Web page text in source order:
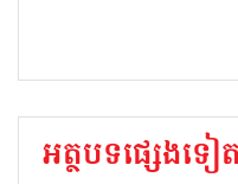
អត្ថបទផ្សេងទៀត